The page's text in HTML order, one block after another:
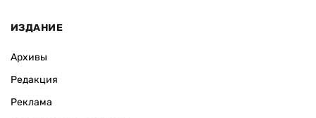
ИЗДАНИЕ
Архивы
Редакция
Реклама